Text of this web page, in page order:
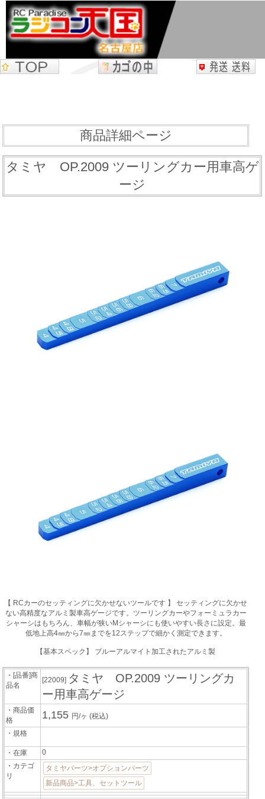
商品詳細ページ
タミヤ OP.2009 ツーリングカー用車高ゲ
ージ
【 RCカーのセッティングに欠かせないツールです 】 セッティングに欠かせ
ない高精度なアルミ製車高ゲージです。ツーリングカーやフォーミュラカー
シャーシはもちろん、車幅が狭いMシャーシにも使いやすい長さに設定。最
低地上高4㎜から7㎜までを12ステップで細かく測定できます。
【基本スペック】 ブルーアルマイト加工されたアルミ製
・[品番]商
品名
[22009] タミヤ OP.2009 ツーリングカ
ー用車高ゲージ
・商品価
格
1,155 円/ヶ(税込)
・規格
・在庫
0
・カテゴ
リ
タミヤパーツ>オプションパーツ
新品商品>工具、セットツール